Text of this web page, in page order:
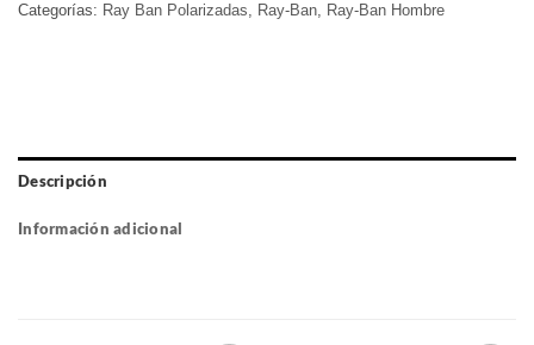
Categorías: Ray Ban Polarizadas, Ray-Ban, Ray-Ban Hombre
Descripción
Información adicional